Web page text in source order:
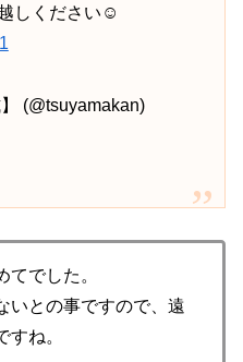
しください☺️
(@tsuyamakan)
てでした。
いとの事ですので、遠
すね。